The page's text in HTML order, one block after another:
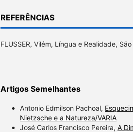
REFERÊNCIAS
FLUSSER, Vilém, Língua e Realidade,
Artigos Semelhantes
Antonio Edmilson Pachoal,
Nietzsche e a Natureza/VARIA
José Carlos Francisco Pereira, A